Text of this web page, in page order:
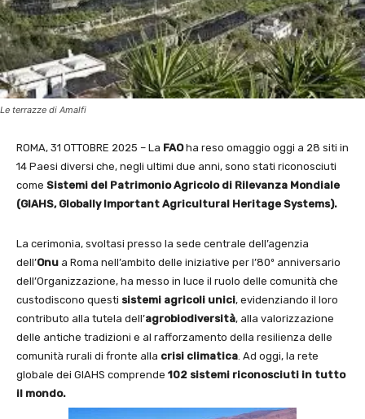
Le terrazze di Amalfi
ROMA, 31 OTTOBRE 2025 – La FAOha reso omaggio oggi a 28 siti in
14 Paesi diversi che, negli ultimi due anni, sono stati riconosciuti
come Sistemi del Patrimonio Agricolo di Rilevanza Mondiale
(GIAHS, Globally Important Agricultural Heritage Systems).
La cerimonia, svoltasi presso la sede centrale dell’agenzia
dell’Onu a Roma nell’ambito delle iniziative per l’80º anniversario
dell’Organizzazione, ha messo in luce il ruolo delle comunità che
custodiscono questi sistemi agricoli unici, evidenziando il loro
contributo alla tutela dell’agrobiodiversità, alla valorizzazione
delle antiche tradizioni e al rafforzamento della resilienza delle
comunità rurali di fronte alla crisi climatica. Ad oggi, la rete
globale dei GIAHS comprende 102 sistemi riconosciuti in tutto
il mondo.